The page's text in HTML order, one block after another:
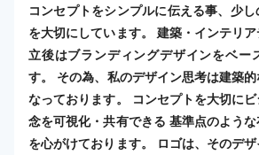
コンセプトをシンプルに伝える事、少
を大切にしています。 建築・インテリ
立後はブランディングデザインをベー
す。 その為、私のデザイン思考は建築
なっております。 コンセプトを大切に
念を可視化・共有できる 基準点のよう
を心がけております。 ロゴは、そのデ